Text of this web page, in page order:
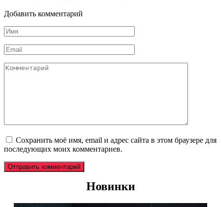
Добавить комментарий
Имя
*
Email
*
Комментарий
Сохранить моё имя, email и адрес сайта в этом браузере для
последующих моих комментариев.
Новинки